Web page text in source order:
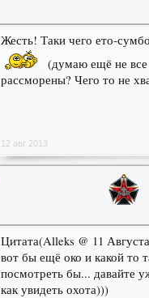
Жесть! Таки чего ето-
(думаю ещё не все
рассморены? Чего то не
12 авг 2013
Цитата(Alleks @ 11
вот бы ещё око и какой то
посмотреть бы... давайте
как увидеть охота)))